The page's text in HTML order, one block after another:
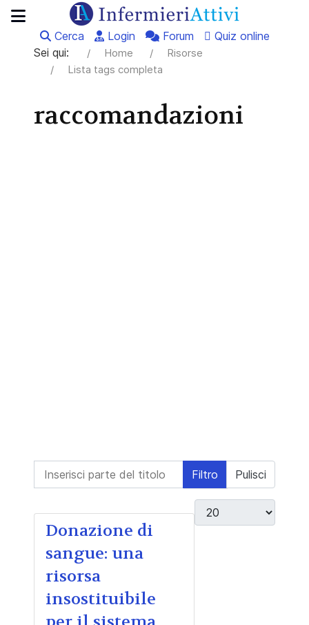
Cerca Login Forum
Quiz online
Sei qui:
Home
Risorse
Lista tags completa
raccomandazioni
Inserisci parte del titolo Filtro Pulisci
Visualizza #
Donazione di
sangue: una
risorsa
insostituibile